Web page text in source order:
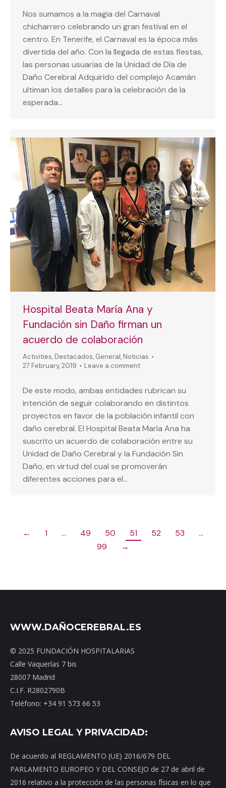
Nos sumamos a la magia del Carnaval
chicharrero celebrando un gran festival en el
centro. En Tenerife, el Carnaval es la época más
divertida del año. Con la llegada de estas fiestas,
las personas usuarias de la Unidad de Día de
Daño Cerebral Adquirido del complejo Acamán
ultiman los detalles para la celebración de la
esperada…
Hospital Beata María Ana y
Fundación sin Daño firman un
acuerdo de colaboración
Activities, Destacados, General, Noticias
27 February, 2019
Leave a comment
De este modo, ambas entidades rubrican su
intención de seguir colaborando en distintos
proyectos en favor de la población infantil con
daño cerebral. El Hospital Beata María Ana ha
suscrito un acuerdo de colaboración entre su
Unidad de Daño Cerebral y la Fundación Sin
Daño, en virtud del cual se promoverán
diferentes acciones para el…
← 1 … 49 50 51 52 53
…
99
→
WWW.DAÑOCEREBRAL.ES
© 2025 FUNDACIÓN HOSPITALARIAS
Calle Vaquerías 7 bis
28007 Madrid
C.I.F. R2802790B
Teléfono: +34 91 573 66 53
AVISO LEGAL Y PRIVACIDAD:
De acuerdo al REGLAMENTO (UE) 2016/679 DEL
PARLAMENTO EUROPEO Y DEL CONSEJO de 27 de abril de
2016 relativo a la protección de las personas físicas en lo que